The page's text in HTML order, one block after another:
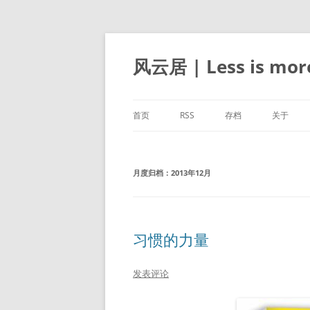
跳
正
文
风云居 | Less is
首页 RSS 存档 关于
月度归档： 2013年12月
习惯的力量
发表评论